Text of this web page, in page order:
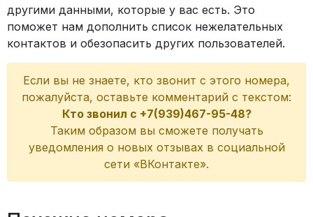
другими данными, которые у вас есть. Это
поможет нам дополнить список нежелательных
контактов и обезопасить других пользователей.
Если вы не знаете, кто звонит с этого номера,
пожалуйста, оставьте комментарий с текстом:
Кто звонил с +7(939)467-95-48?
Таким образом вы сможете получать
уведомления о новых отзывах в социальной
сети «ВКонтакте».